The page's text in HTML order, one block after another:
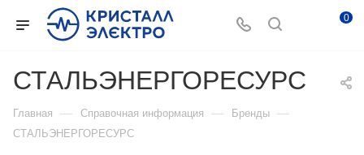
0
СТАЛЬЭНЕРГОРЕСУРС
Главная — Справочная информация — Бренды —
СТАЛЬЭНЕРГОРЕСУРС